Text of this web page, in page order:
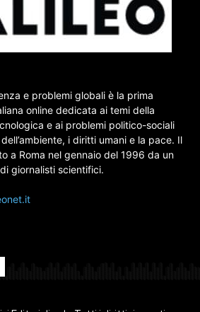
e problemi globali è la prima
online dedicata ai temi della
e ai problemi politico-sociali
i diritti umani e la pace. Il
a Roma nel gennaio del 1996 da un
giornalisti scientifici.